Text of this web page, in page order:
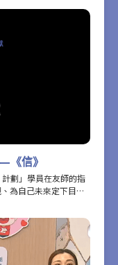
為期一年的密集基礎
多。在計劃中令學員
《信》
劃」學員在友師的指
為自己未來定下目標